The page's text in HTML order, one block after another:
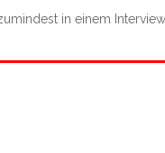
in einem